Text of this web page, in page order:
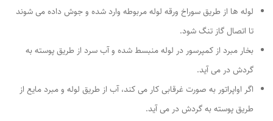
لوله ها از طریق سوراخ ورقه لوله مربوطه وارد شده و جوش داده می شوند
تا اتصال گاز تنگ شود.
بخار مبرد از کمپرسور در لوله منبسط شده و آب سرد از طریق پوسته به
گردش در می آید.
اگر اواپراتور به صورت غرقابی کار می کند، آب از طریق لوله و مبرد مایع از
طریق پوسته به گردش در می آید.